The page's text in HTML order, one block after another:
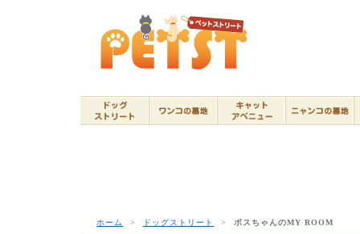
ホーム > ドッグストリート > ボスちゃんのMY ROOM